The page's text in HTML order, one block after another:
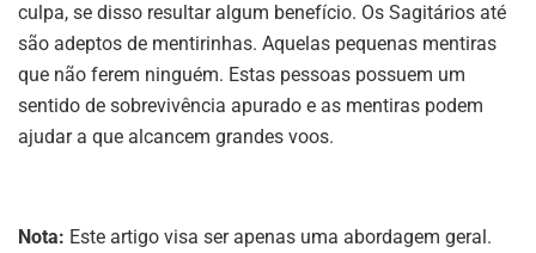
culpa, se disso resultar algum benefício. Os Sagitários até
são adeptos de mentirinhas. Aquelas pequenas mentiras
que não ferem ninguém. Estas pessoas possuem um
sentido de sobrevivência apurado e as mentiras podem
ajudar a que alcancem grandes voos.
Nota: Este artigo visa ser apenas uma abordagem geral.